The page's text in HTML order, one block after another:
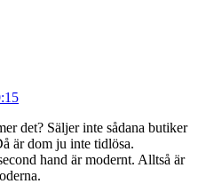
det? Säljer inte sådana butiker
är dom ju inte tidlösa.
hand är modernt. Alltså är